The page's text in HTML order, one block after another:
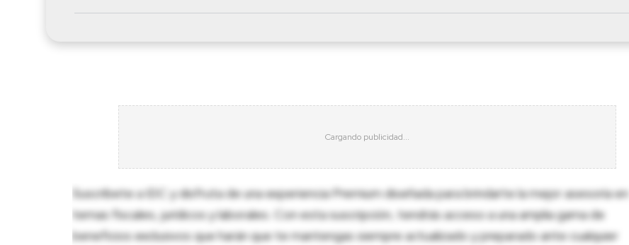
Suscríbete a IDC y disfruta de una experiencia Premium diseñada para brindarte la mejor asesoría en
temas fiscales, jurídicos y laborales. Con esta suscripción, tendrás acceso a una amplia gama de
beneficios exclusivos que harán que te mantengas siempre actualizado y preparado ante cualquier